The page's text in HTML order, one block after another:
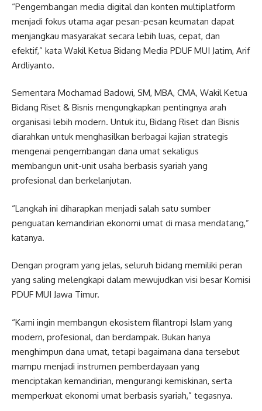
“Pengembangan media digital dan konten multiplatform
menjadi fokus utama agar pesan-pesan keumatan dapat
menjangkau masyarakat secara lebih luas, cepat, dan
efektif,” kata Wakil Ketua Bidang Media PDUF MUI Jatim, Arif
Ardliyanto.
Sementara Mochamad Badowi, SM, MBA, CMA, Wakil Ketua
Bidang Riset & Bisnis mengungkapkan pentingnya arah
organisasi lebih modern. Untuk itu, Bidang Riset dan Bisnis
diarahkan untuk menghasilkan berbagai kajian strategis
mengenai pengembangan dana umat sekaligus
membangun unit-unit usaha berbasis syariah yang
profesional dan berkelanjutan.
“Langkah ini diharapkan menjadi salah satu sumber
penguatan kemandirian ekonomi umat di masa mendatang,”
katanya.
Dengan program yang jelas, seluruh bidang memiliki peran
yang saling melengkapi dalam mewujudkan visi besar Komisi
PDUF MUI Jawa Timur.
“Kami ingin membangun ekosistem filantropi Islam yang
modern, profesional, dan berdampak. Bukan hanya
menghimpun dana umat, tetapi bagaimana dana tersebut
mampu menjadi instrumen pemberdayaan yang
menciptakan kemandirian, mengurangi kemiskinan, serta
memperkuat ekonomi umat berbasis syariah,” tegasnya.